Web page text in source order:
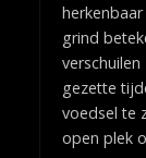
grind
gezette
voedsel te
open plek